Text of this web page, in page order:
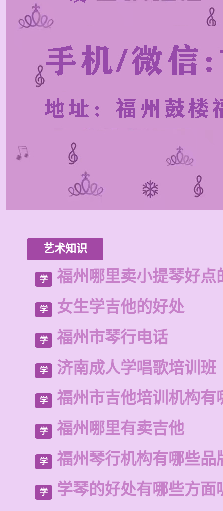
艺术知识
学 福州哪里卖小提琴好点
学 女生学吉他的好处
学 福州市琴行电话
学 济南成人学唱歌培训班
学 福州市吉他培训机构有
学 福州哪里有卖吉他
学 福州琴行机构有哪些品
学
学琴的好处有哪些方面